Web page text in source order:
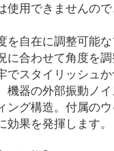
使用できませんの
を自在に調整可能
に合わせて角度を
でスタイリッシュ
機器の外部振動ノ
ング構造。付属の
効果を発揮します。